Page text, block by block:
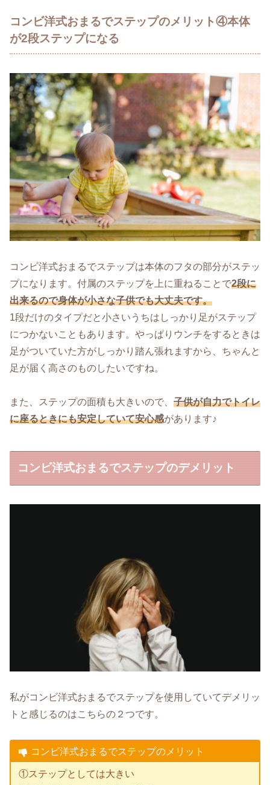
コンビ洋式おまるでステップのメリット④本体
が2段ステップになる
コンビ洋式おまるでステップは本体のフタの部分がステッ
プになります。付属のステップを上に重ねることで2段に
出来るので身体が小さな子供でも大丈夫です。
1段だけのタイプだと小さいうちはしっかり足がステップ
につかないこともあります。やっぱりウンチをするときは
足がついていた方がしっかり踏ん張れますから、ちゃんと
足が届く高さのものしたいですね。
また、ステップの面積も大きいので、 子供が自力でトイレ
に座るときにも安定していて安心感があります♪
コンビ洋式おまるでステップのデメリット
私がコンビ洋式おまるでステップを使用していてデメリッ
トと感じるのはこちらの２つです。
コンビ洋式おまるでステップのメリット
①ステップとしては大きい